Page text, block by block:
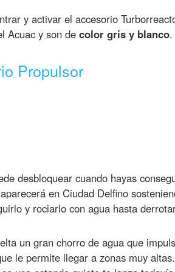
y activar el accesorio
Acuac y son de color gris y blanco.
Propulsor
desbloquear cuando hayas
en Ciudad Delfino
y rociarlo con agua hasta
un gran chorro de agua que
le permite llegar a zonas muy